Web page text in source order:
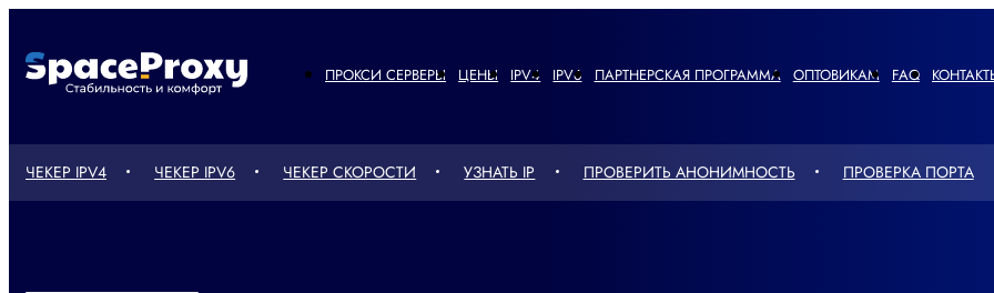
ПРОКСИ СЕРВЕРЫ ЦЕНЫ IPV4 IPV6 ПАРТНЕРСКАЯ ПРОГРАММА ОПТОВИКАМ FAQ
ЧЕКЕР IPV4 ЧЕКЕР IPV6 ЧЕКЕР СКОРОСТИ УЗНАТЬ IP ПРОВЕРИТЬ АНОНИМНОСТЬ ПРОВЕРКА ПОРТА